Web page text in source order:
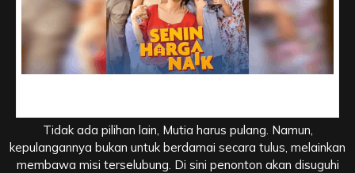
Tidak ada pilihan lain, Mutia harus pulang. Namun,
kepulangannya bukan untuk berdamai secara tulus, melainkan
membawa misi terselubung. Di sini penonton akan disuguhi